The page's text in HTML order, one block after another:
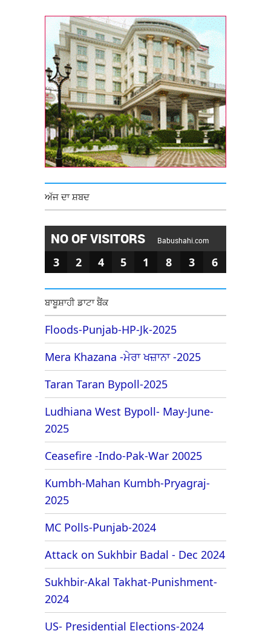
ਅੱਜ ਦਾ ਸ਼ਬਦ
NO OF VISITORS Babushahi.com
3 2 4 5 1 8 3 6
ਬਾਬੂਸ਼ਾਹੀ ਡਾਟਾ ਬੈਂਕ
Floods-Punjab-HP-Jk-2025
Mera Khazana -ਮੇਰਾ ਖਜ਼ਾਨਾ -2025
Taran Taran Bypoll-2025
Ludhiana West Bypoll- May-June-
2025
Ceasefire -Indo-Pak-War 20025
Kumbh-Mahan Kumbh-Pryagraj-
2025
MC Polls-Punjab-2024
Attack on Sukhbir Badal - Dec 2024
Sukhbir-Akal Takhat-Punishment-
2024
US- Presidential Elections-2024